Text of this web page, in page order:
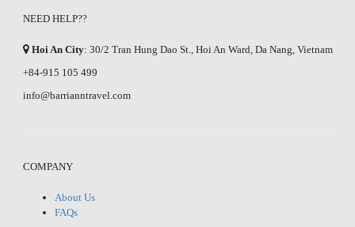
NEED HELP??
Hoi An City: 30/2 Tran Hung Dao St., Hoi An Ward, Da Nang, Vietnam
+84-915 105 499
info@barrianntravel.com
COMPANY
About Us
FAQs